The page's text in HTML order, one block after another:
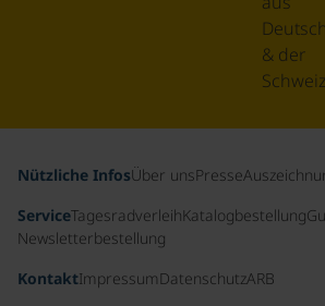
& der
Schweiz
Nützliche InfosÜber unsPresse
ServiceTagesradverleihKatalogbestellung
Newsletterbestellung
KontaktImpressumDatenschutzARB